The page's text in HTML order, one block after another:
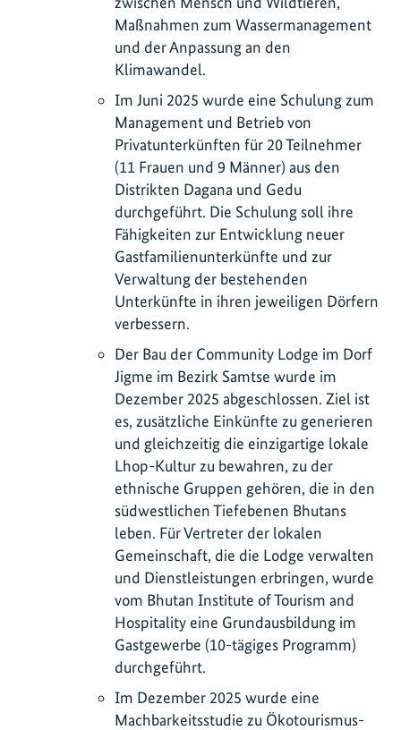
Maßnahmen zum Wassermanagement
und der Anpassung an den
Klimawandel.
Im Juni 2025 wurde eine Schulung zum
Management und Betrieb von
Privatunterkünften für 20 Teilnehmer
(11 Frauen und 9 Männer) aus den
Distrikten Dagana und Gedu
durchgeführt. Die Schulung soll ihre
Fähigkeiten zur Entwicklung neuer
Gastfamilienunterkünfte und zur
Verwaltung der bestehenden
Unterkünfte in ihren jeweiligen Dörfern
verbessern.
Der Bau der Community Lodge im Dorf
Jigme im Bezirk Samtse wurde im
Dezember 2025 abgeschlossen. Ziel ist
es, zusätzliche Einkünfte zu generieren
und gleichzeitig die einzigartige lokale
Lhop-Kultur zu bewahren, zu der
ethnische Gruppen gehören, die in den
südwestlichen Tiefebenen Bhutans
leben. Für Vertreter der lokalen
Gemeinschaft, die die Lodge verwalten
und Dienstleistungen erbringen, wurde
vom Bhutan Institute of Tourism and
Hospitality eine Grundausbildung im
Gastgewerbe (10-tägiges Programm)
durchgeführt.
Im Dezember 2025 wurde eine
Machbarkeitsstudie zu Ökotourismus-